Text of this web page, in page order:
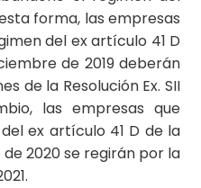
forma, las empresas
del ex artículo 41 D
de 2019 deberán
de la Resolución Ex. SII
las empresas que
ex artículo 41 D de la
de 2020 se regirán por la